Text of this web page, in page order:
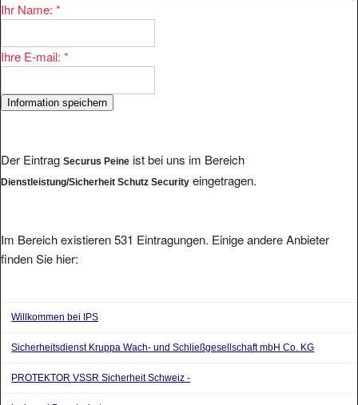
Ihr Name: *
Ihre E-mail: *
Der Eintrag Securus Peine ist bei uns im Bereich
Dienstleistung/Sicherheit Schutz Security eingetragen.
Im Bereich existieren 531 Eintragungen. Einige andere Anbieter
finden Sie hier:
Willkommen bei IPS
Sicherheitsdienst Kruppa Wach- und Schließgesellschaft mbH Co. KG
PROTEKTOR VSSR Sicherheit Schweiz -